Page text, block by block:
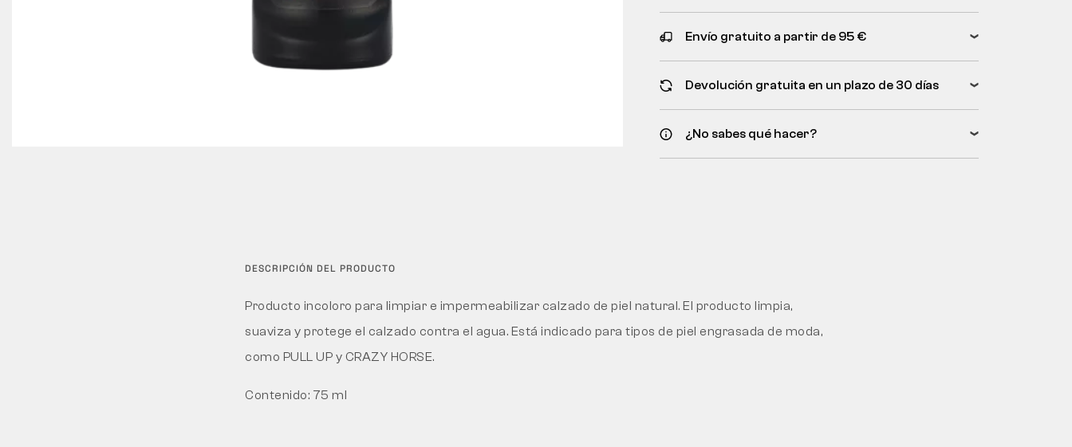
Envío gratuito a partir de 95 €
Devolución gratuita en un plazo de 30 días
¿No sabes qué hacer?
DESCRIPCIÓN DEL PRODUCTO
Producto incoloro para limpiar e impermeabilizar calzado de piel natural. El producto limpia,
suaviza y protege el calzado contra el agua. Está indicado para tipos de piel engrasada de moda,
como PULL UP y CRAZY HORSE.
Contenido: 75 ml